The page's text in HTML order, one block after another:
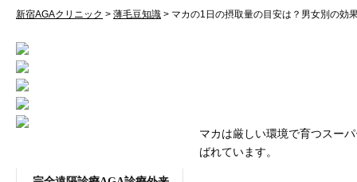
受付時間11:00~20:00 年中無休
新宿AGAクリニック > 薄毛豆知識 > マカの1日の摂取量の目安は？男女別の効
マカは厳しい環境で育つスー
ばれています。